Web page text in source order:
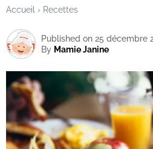
Accueil › Recettes
By Mamie Janine
Published on 25 décembre